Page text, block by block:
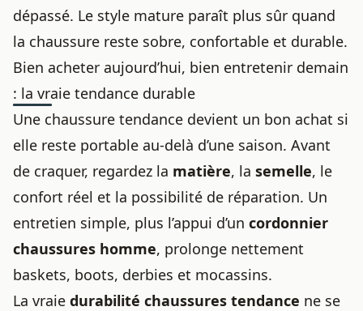
dépassé. Le style mature paraît plus sûr quand
la chaussure reste sobre, confortable et durable.
Bien acheter aujourd’hui, bien entretenir demain
: la vraie tendance durable
Une chaussure tendance devient un bon achat si
elle reste portable au-delà d’une saison. Avant
de craquer, regardez la matière, la semelle, le
confort réel et la possibilité de réparation. Un
entretien simple, plus l’appui d’un cordonnier
chaussures homme, prolonge nettement
baskets, boots, derbies et mocassins.
La vraie durabilité chaussures tendance ne se